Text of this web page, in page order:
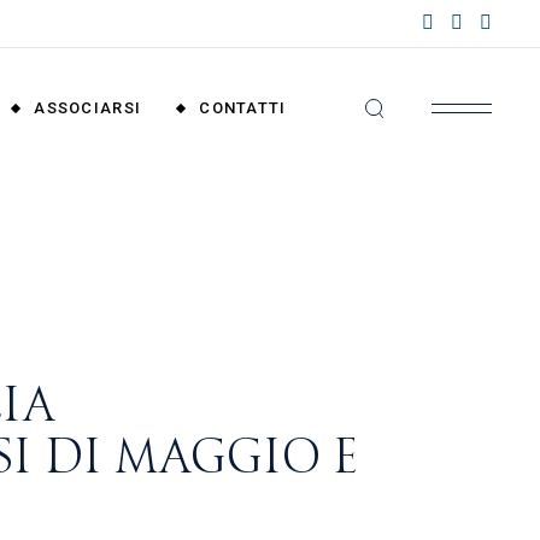
ASSOCIARSI CONTATTI
DI MAGGIO E